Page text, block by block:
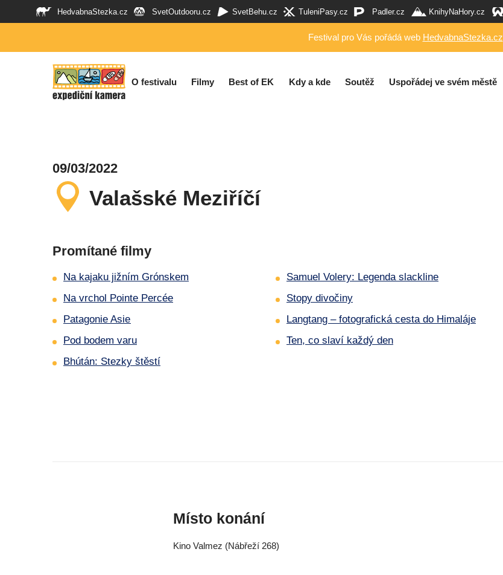
HedvabnaStezka.cz SvetOutdooru.cz SvetBehu.cz TuleniPasy.cz Padler.cz KnihyNaHory.cz
Festival pro Vás pořádá web HedvabnaStezka.cz
O festivalu Filmy Best of EK Kdy a kde Soutěž Uspořádej ve svém městě
09/03/2022
Valašské Meziříčí
Promítané filmy
Na kajaku jižním Grónskem
Na vrchol Pointe Percée
Patagonie Asie
Pod bodem varu
Bhútán: Stezky štěstí
Samuel Volery: Legenda slackline
Stopy divočiny
Langtang – fotografická cesta do Himaláje
Ten, co slaví každý den
Místo konání
Kino Valmez (Nábřeží 268)